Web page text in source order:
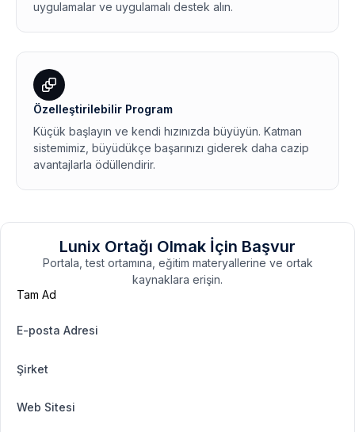
uygulamalar ve uygulamalı destek alın.
Özelleştirilebilir Program
Küçük başlayın ve kendi hızınızda büyüyün. Katman
sistemimiz, büyüdükçe başarınızı giderek daha cazip
avantajlarla ödüllendirir.
Lunix Ortağı Olmak İçin Başvur
Portala, test ortamına, eğitim materyallerine ve ortak
kaynaklara erişin.
Tam Ad
E-posta Adresi
Şirket
Web Sitesi